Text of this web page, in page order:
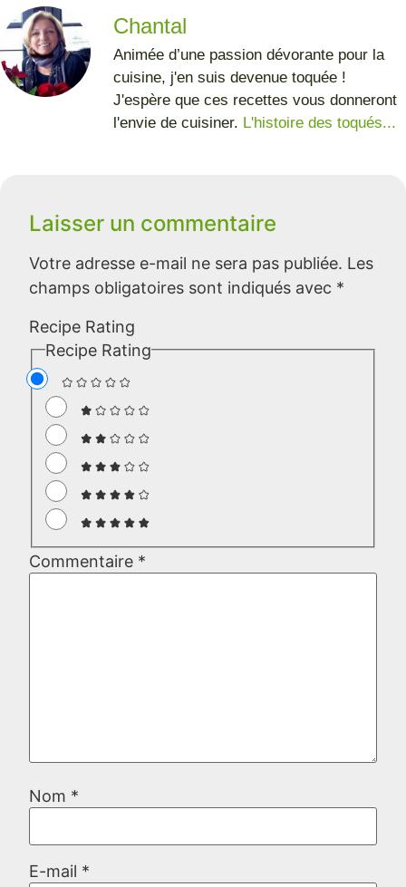
Chantal
Animée d’une passion dévorante pour la
cuisine, j'en suis devenue toquée !
J'espère que ces recettes vous donneront
l'envie de cuisiner. L'histoire des toqués...
Laisser un commentaire
Votre adresse e-mail ne sera pas publiée. Les
champs obligatoires sont indiqués avec *
Recipe Rating
Recipe Rating
Commentaire *
Nom *
E-mail *